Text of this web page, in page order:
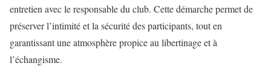
entretien avec le responsable du club. Cette démarche permet de
préserver l’intimité et la sécurité des participants, tout en
garantissant une atmosphère propice au libertinage et à
l’échangisme.